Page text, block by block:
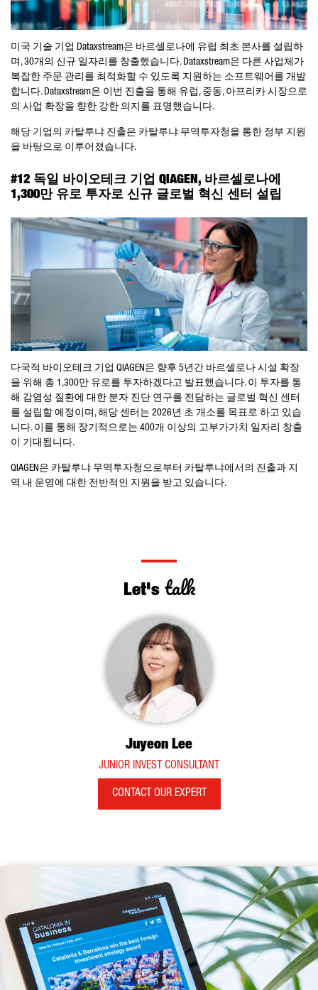
미국 기술 기업 Dataxstream은 바르셀로나에 유럽 최초 본사를 설립하
며, 30개의 신규 일자리를 창출했습니다. Dataxstream은 다른 사업체가
복잡한 주문 관리를 최적화할 수 있도록 지원하는 소프트웨어를 개발
합니다. Dataxstream은 이번 진출을 통해 유럽, 중동, 아프리카 시장으로
의 사업 확장을 향한 강한 의지를 표명했습니다.
해당 기업의 카탈루냐 진출은 카탈루냐 무역투자청을 통한 정부 지원
을 바탕으로 이루어졌습니다.
#12 독일 바이오테크 기업 QIAGEN, 바르셀로나에
1,300만 유로 투자로 신규 글로벌 혁신 센터 설립
다국적 바이오테크 기업 QIAGEN은 향후 5년간 바르셀로나 시설 확장
을 위해 총 1,300만 유로를 투자하겠다고 발표했습니다. 이 투자를 통
해 감염성 질환에 대한 분자 진단 연구를 전담하는 글로벌 혁신 센터
를 설립할 예정이며, 해당 센터는 2026년 초 개소를 목표로 하고 있습
니다. 이를 통해 장기적으로는 400개 이상의 고부가가치 일자리 창출
이 기대됩니다.
QIAGEN은 카탈루냐 무역투자청으로부터 카탈루냐에서의 진출과 지
역 내 운영에 대한 전반적인 지원을 받고 있습니다.
Let's talk
Juyeon Lee
JUNIOR INVEST CONSULTANT
CONTACT OUR EXPERT